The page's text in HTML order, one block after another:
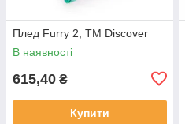
Плед Furry 2, TM Discover
В наявності
615,40 ₴
Купити